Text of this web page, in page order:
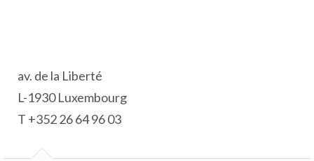
av. de la Liberté
L-1930 Luxembourg
T +352 26 64 96 03